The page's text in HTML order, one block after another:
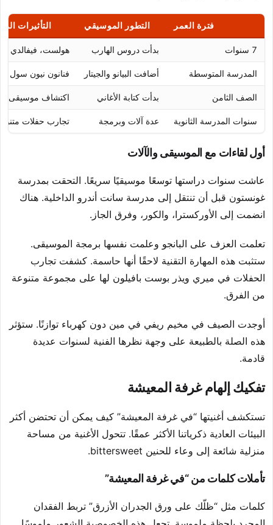
فترة العمر التطور الموسيقي التأثيرات
7 سنوات بدأت دروس الهارب هولست، فيفالدي
المدرسة المتوسطة أضافت البيانو والجيتار فنانون نيون سول
الصف الثامن بدأت كتابة الأغاني اكتشاف موسيقى
سنوات المدرسة الثانوية عدة آلات وبرمجة تجارب حفلات
أول لقاءات مع الموسيقى والآلات
عاشت سنوات دراستها توسعًا موسيقيًا سريعًا. التحقت بمدرسة
غونستون قبل أن تنتقل إلى مدرسة سانت أندرو الداخلية. هناك
انضمت إلى الأوركسترا، والكور، وفرق الجاز.
تعلمت العزف على البانجو وعلمت نفسها برمجة الموسيقى.
ستثبت هذه المهارة التقنية لاحقًا أنها حاسمة. كشفت تجارب
الحفلات في ميري ويذر بوست بافيلون لها على مجموعة متنوعة
من الفرق.
أوجدت الصيف في مخيم ريفي في مين دون كهرباء توازنًا. ستؤثر
هذه الصلة بالطبيعة على وجهة نظرها الفنية لسنوات عديدة
قادمة.
تفكيك إلهام غرفة المعيشة
تستكشف أغنيتها “في غرفة المعيشة” كيف يمكن أن تحتضن أكثر
البيئات العادية ذكرياتنا الأكثر عمقًا. تتحول الأغنية من مساحة
منزلية شائعة إلى وعاء للحنين bittersweet.
تأملات كلمات من “في غرفة المعيشة”
كلمات مثل “ظلّك على ورق الجدران الأزرق” تربط الفقدان